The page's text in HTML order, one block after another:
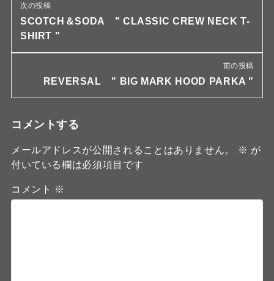
次の投稿
SCOTCH＆SODA " CLASSIC CREW NECK T-
SHIRT "
前の投稿
REVERSAL " BIG MARK HOOD PARKA "
コメントする
メールアドレスが公開されることはありません。 ※ が
付いている欄は必須項目です
コメント ※